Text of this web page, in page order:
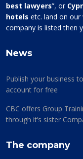
best lawyers”, or
hotels etc. land on
company is listed then
News
Publish your business
account for free
CBC offers Group
through it’s sister
The company